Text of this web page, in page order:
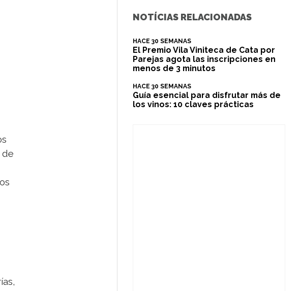
de
NOTÍCIAS RELACIONADAS
HACE 30 SEMANAS
El Premio Vila Viniteca de Cata por
Parejas agota las inscripciones en
menos de 3 minutos
HACE 30 SEMANAS
Guía esencial para disfrutar más de
los vinos: 10 claves prácticas